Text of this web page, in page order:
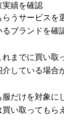
実績を確認
うサービスを
ブランドを確
までに買い取
している場合
だけを対象に
い取ってもら